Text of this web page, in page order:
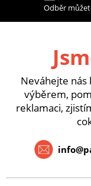
Odběr
Neváhejte
výběrem,
reklamaci,